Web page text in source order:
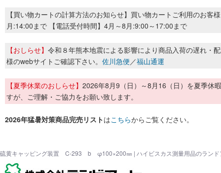
【買い物カートの計算方法のお知らせ】買い物カートご利用のお客
月:14:00まで 【電話受付時間】4月～8月:9:00～17:00まで
【おしらせ】 令和８年熊本地震による影響により商品入荷の遅れ・
様のwebサイトご確認下さい。 佐川急便／福山通運
【夏季休業のおしらせ】 2026年8月9（日）～8月16（日）を夏季休
すが、ご理解・ご協力をお願い致します。
2026年猛暑対策商品完売リストはこちらからご覧ください。
硫黄キャッピング装置 C-293 b φ100×200㎜ | ハイビスカス測量用品のランド